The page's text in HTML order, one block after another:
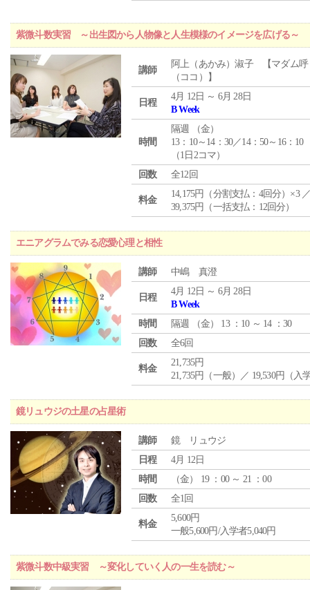
紫微斗数実習 ～出生図から人物像と人生模様のイメージを広げる～
講師
阿上（あかみ）淑子 【マダム呼
（ココ）】
日程
4月 12日 ～ 6月 28日
B Week
時間
隔週 （金）
13：10～14：30／14：50～16：10
（1日2コマ）
回数
全12回
料金
14,175円（分割支払：4回分）×3
39,375円（一括支払：12回分）
エニアグラムでみる恋愛心理と相性
講師 中嶋 真澄
日程
4月 12日 ～ 6月 28日
B Week
時間
隔週 （金） 13 ：10 ～ 14 ：30
回数
全6回
料金
21,735円
21,735円（一般）／ 19,530円（入
鏡リュウジの土星の占星術
講師
鏡 リュウジ
日程
4月 12日
時間
（金） 19 ：00 ～ 21 ：00
回数
全1回
料金
5,600円
一般5,600円/入学者5,040円
紫微斗数中級実習 ～変化していく人の一生を読む～